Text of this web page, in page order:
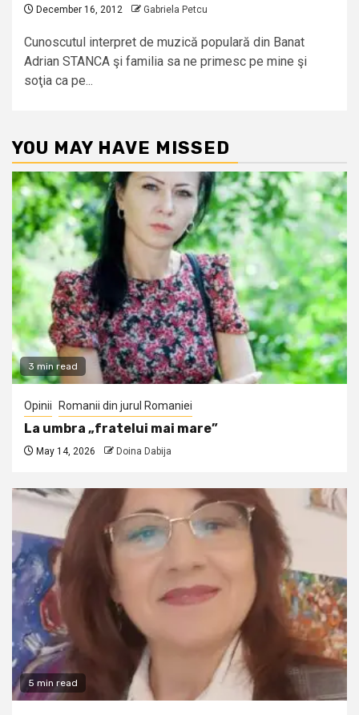
December 16, 2012 Gabriela Petcu
Cunoscutul interpret de muzică populară din Banat
Adrian STANCA şi familia sa ne primesc pe mine şi
soţia ca pe...
YOU MAY HAVE MISSED
3 min read
Opinii Romanii din jurul Romaniei
La umbra „fratelui mai mare”
May 14, 2026 Doina Dabija
5 min read